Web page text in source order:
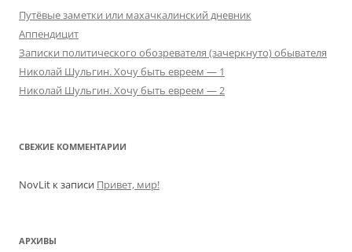
Путёвые заметки или махачкалинский дневник
Аппендицит
Записки политического обозревателя (зачеркнуто) обывателя
Николай Шульгин. Хочу быть евреем — 1
Николай Шульгин. Хочу быть евреем — 2
СВЕЖИЕ КОММЕНТАРИИ
NovLit к записи Привет, мир!
АРХИВЫ